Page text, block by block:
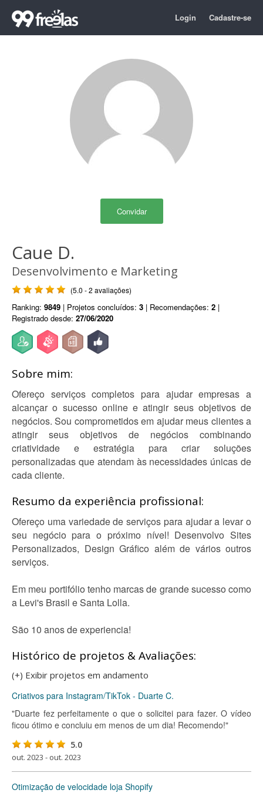
Login Cadastre-se
Convidar
Caue D.
Desenvolvimento e Marketing
(5.0 - 2 avaliações)
Ranking: 9849 | Projetos concluídos: 3 | Recomendações: 2 |
Registrado desde: 27/06/2020
Sobre mim:
Ofereço serviços completos para ajudar empresas a
alcançar o sucesso online e atingir seus objetivos de
negócios. Sou comprometidos em ajudar meus clientes a
atingir seus objetivos de negócios combinando
criatividade e estratégia para criar soluções
personalizadas que atendam às necessidades únicas de
cada cliente.
Resumo da experiência profissional:
Ofereço uma variedade de serviços para ajudar a levar o
seu negócio para o próximo nível! Desenvolvo Sites
Personalizados, Design Gráfico além de vários outros
serviços.
Em meu portifólio tenho marcas de grande sucesso como
a Levi's Brasil e Santa Lolla.
São 10 anos de experiencia!
Histórico de projetos & Avaliações:
(+) Exibir projetos em andamento
Criativos para Instagram/TikTok - Duarte C.
"Duarte fez perfeitamente o que o solicitei para fazer. O vídeo
ficou ótimo e concluiu em menos de um dia! Recomendo!"
5.0
out. 2023 - out. 2023
Otimização de velocidade loja Shopify